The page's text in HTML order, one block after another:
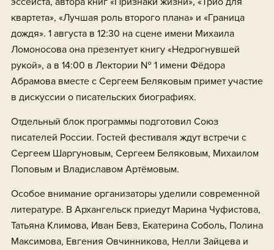
квартета», «Лучшая роль второго плана» и «Граница
дождя». 1 августа в 12:30 на сцене имени Михаила
Ломоносова она презентует книгу «Недрогнувшей
рукой», а в 14:00 в Лектории № 1 имени Фёдора
Абрамова вместе с Сергеем Беляковым примет участие
в дискуссии о писательских биографиях.
Отдельный блок программы подготовил Союз
писателей России. Гостей фестиваля ждут встречи с
Сергеем Шаргуновым, Сергеем Беляковым, Михаилом
Поповым и Владиславом Артёмовым.
Особое внимание организаторы уделили современной
литературе. В Архангельск приедут Марина Чуфистова,
Татьяна Климова, Иван Бевз, Екатерина Соболь, Полина
Максимова, Евгения Овчинникова, Нелли Зайцева и